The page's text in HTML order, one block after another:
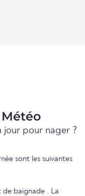
jour pour nager ?
sont les suivantes
baignade . La